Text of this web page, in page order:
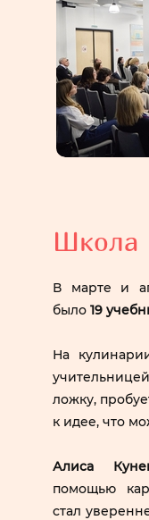
Школа
В марте и
было 19
На
ложку,
к идее, что
Алиса
помощью
стал